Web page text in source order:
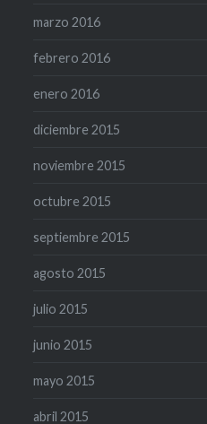
marzo 2016
febrero 2016
enero 2016
diciembre 2015
noviembre 2015
octubre 2015
septiembre 2015
agosto 2015
julio 2015
junio 2015
mayo 2015
abril 2015